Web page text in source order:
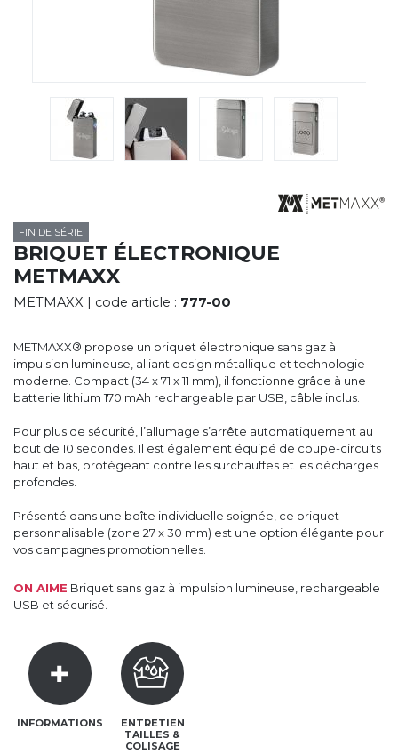
ROADSHOWS, FORUM DES EXPERTS
MARQUES & CERTIFICATS
TECHNIQUES MARQUAGE
FIN DE SÉRIE
BRIQUET ÉLECTRONIQUE
METMAXX
METMAXX | code article : 777-00
METMAXX® propose un briquet électronique sans gaz à
impulsion lumineuse, alliant design métallique et technologie
moderne. Compact (34 x 71 x 11 mm), il fonctionne grâce à une
batterie lithium 170 mAh rechargeable par USB, câble inclus.
Pour plus de sécurité, l’allumage s’arrête automatiquement au
bout de 10 secondes. Il est également équipé de coupe-circuits
haut et bas, protégeant contre les surchauffes et les décharges
profondes.
Présenté dans une boîte individuelle soignée, ce briquet
personnalisable (zone 27 x 30 mm) est une option élégante pour
vos campagnes promotionnelles.
ON AIME Briquet sans gaz à impulsion lumineuse, rechargeable
USB et sécurisé.
INFORMATIONS
ENTRETIEN
TAILLES &
COLISAGE